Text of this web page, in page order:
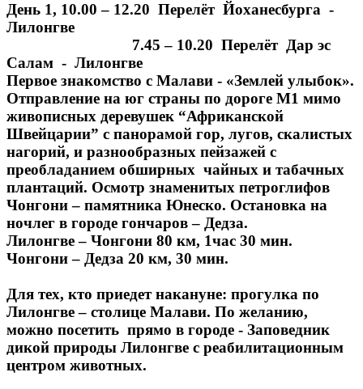
День 1, 10.00 – 12.20 Перелёт Йоханесбурга -
Лилонгве
7.45 – 10.20 Перелёт Дар эс
Салам - Лилонгве
Первое знакомство с Малави - «Землей улыбок».
Отправление на юг страны по дороге М1 мимо
живописных деревушек “Африканской
Швейцарии” с панорамой гор, лугов, скалистых
нагорий, и разнообразных пейзажей с
преобладанием обширных чайных и табачных
плантаций. Осмотр знаменитых петроглифов
Чонгони – памятника Юнеско. Остановка на
ночлег в городе гончаров – Дедза.
Лилонгве – Чонгони 80 км, 1час 30 мин.
Чонгони – Дедза 20 км, 30 мин.
Для тех, кто приедет накануне: прогулка по
Лилонгве – столице Малави. По желанию,
можно посетить прямо в городе - Заповедник
дикой природы Лилонгве с реабилитационным
центром животных.